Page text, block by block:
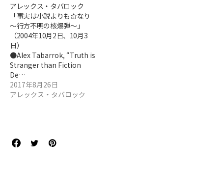
アレックス・タバロック
「事実は小説よりも奇なり
～行方不明の核爆弾～」
（2004年10月2日、10月3
日）
●Alex Tabarrok, “Truth is
Stranger than Fiction
De…
2017年8月26日
アレックス・タバロック